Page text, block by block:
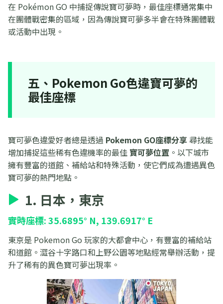
在 Pokémon GO 中捕捉傳說寶可夢時，最佳座標通常集中
在團體戰密集的區域，因為傳說寶可夢多半會在特殊團體戰
或活動中出現。
五、Pokemon Go色違寶可夢的
最佳座標
寶可夢色違愛好者總是透過 Pokemon GO座標分享尋找能
增加捕捉這些稀有色違機率的最佳 寶可夢位置 。以下城市
擁有豐富的道館、補給站和特殊活動，使它們成為遭遇異色
寶可夢的熱門地點。
1. 日本，東京
實時座標: 35.6895° N, 139.6917° E
東京是 Pokemon Go 玩家的大都會中心，有豐富的補給站
和道館。澀谷十字路口和上野公園等地點經常舉辦活動，提
升了稀有的異色寶可夢出現率。